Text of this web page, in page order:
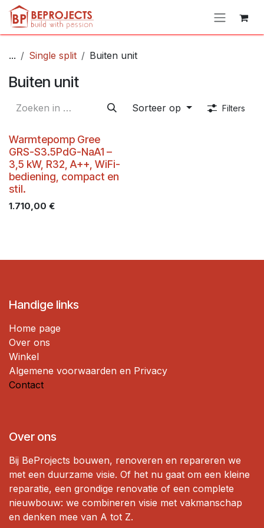
Overslaan naar inhoud
... Single split Buiten unit
Buiten unit
Sorteer op Filters
Warmtepomp Gree
GRS-S3.5PdG-NaA1 –
3,5 kW, R32, A++, WiFi-
bediening, compact en
stil.
1.710,00 €
Handige links
Home page
Over ons
Winkel
Algemene voorwaarden en Privacy
Contact
Over ons
Bij BeProjects bouwen, renoveren en repareren we
met een duurzame visie. Of het nu gaat om een ​​kleine
reparatie, een grondige renovatie of een complete
nieuwbouw: we combineren visie met vakmanschap
en denken mee van A tot Z.